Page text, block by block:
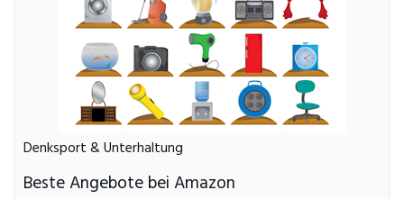
Denksport & Unterhaltung
Beste Angebote bei Amazon